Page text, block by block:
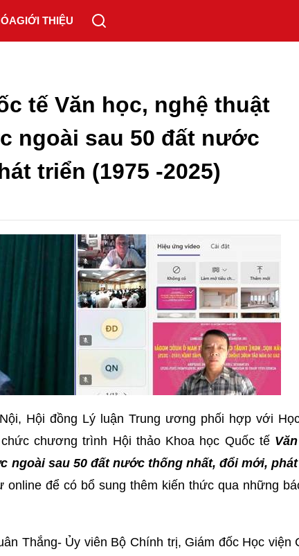
GIỚI THIỆU
tế Văn học, nghệ thuật
ngoài sau 50 đất nước
triển (1975 -2025)
Hội đồng Lý luận Trung ương phối hợp với
chương trình Hội thảo Khoa học Quốc tế
ngoài sau 50 đất nước thống nhất, đổi mới,
online để có bổ sung thêm kiến thức qua những
Thắng- Ủy viên Bộ Chính trị, Giám đốc Học viện